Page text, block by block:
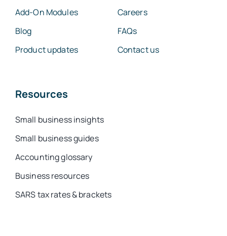
Add-On Modules
Blog
Product updates
Careers
FAQs
Contact us
Resources
Small business insights
Small business guides
Accounting glossary
Business resources
SARS tax rates & brackets